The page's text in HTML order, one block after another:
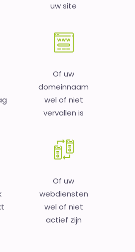
uw site
Of uw
domeinnaam
wel of niet
vervallen is
Of uw
webdiensten
wel of niet
actief zijn